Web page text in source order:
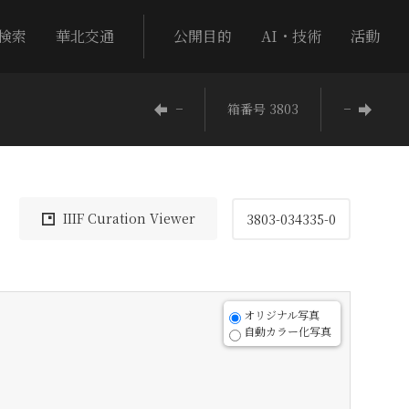
索 華北交通 公開目的 AI・技術 活動
− 箱番号 3803 −
IIIF Curation Viewer 3803-034335-0
オリジナル写真
自動カラー化写真